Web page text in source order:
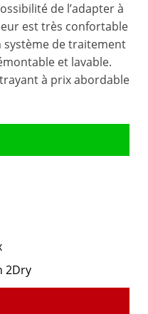
de l’adapter à
est très confortable
système de traitement
et lavable.
à prix abordable
2Dry